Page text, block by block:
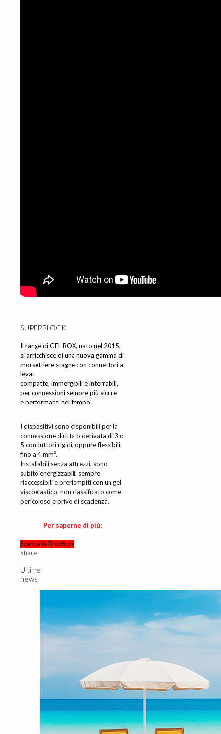
SUPERBLOCK
Il range di GEL BOX, nato nel 2015,
si arricchisce di una nuova gamma di
morsettiere stagne con connettori a
leva:
compatte, immergibili e interrabili,
per connessioni sempre più sicure
e performanti nel tempo.
I dispositivi sono disponibili per la
connessione diritta o derivata di 3 o
5 conduttori rigidi, oppure flessibili,
fino a 4 mm².
Installabili senza attrezzi, sono
subito energizzabili, sempre
riaccessibili e preriempiti con un gel
viscoelastico, non classificato come
pericoloso e privo di scadenza.
Per saperne di più:
Scarica la Brochure
Share
Ultime
news